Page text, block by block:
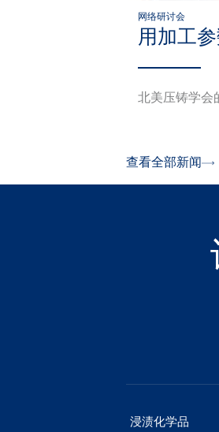
网络研讨会
用加工
北美压铸学
查看全部新闻
浸渍化学品